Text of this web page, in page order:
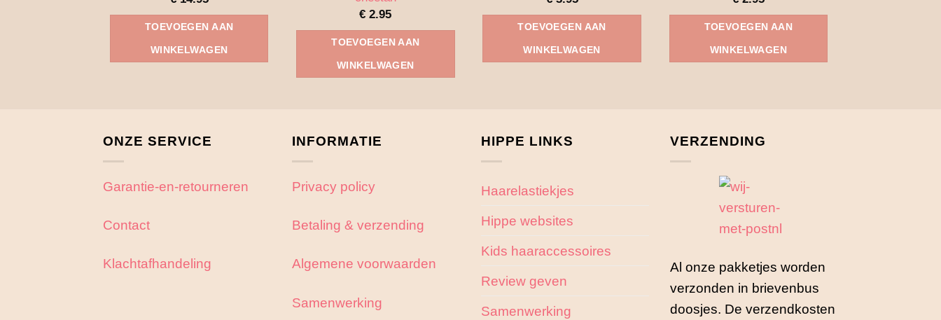
TOEVOEGEN AAN
WINKELWAGEN
€ 2.95
TOEVOEGEN AAN
WINKELWAGEN
TOEVOEGEN AAN
WINKELWAGEN
TOEVOEGEN AAN
WINKELWAGEN
ONZE SERVICE
Garantie-en-retourneren
Contact
Klachtafhandeling
INFORMATIE
Privacy policy
Betaling & verzending
Algemene voorwaarden
Samenwerking
HIPPE LINKS
Haarelastiekjes
Hippe websites
Kids haaraccessoires
Review geven
Samenwerking
VERZENDING
Al onze pakketjes worden
verzonden in brievenbus
doosjes. De verzendkosten